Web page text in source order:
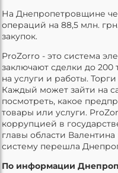
На Днепропетровщине
операций на 88,5 млн.
закупок.
ProZorro - это система
заключают сделки до 200
на услуги и работы.
Каждый может зайти на
посмотреть, какое
товары или услуги.
коррупцией в
главы области
систему перешла
По информации